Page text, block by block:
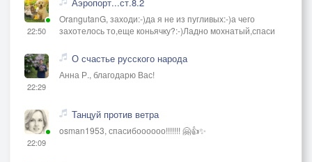
22:50
OrangutanG, заходи:-)да я не из пугливых:-)а чего
захотелось то,еще коньячку?:-)Ладно мохнатый,спаси
22:29
О счастье русского народа
Анна Р., благодарю Вас!
22:09
Танцуй против ветра
osman1953, спасибоооооо!!!!!!! 🤗👍✨